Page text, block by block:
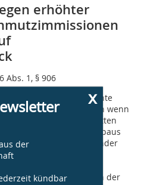
erhöhter
Abs. 1, § 906
eintretende erhöhte
begründen, auch wenn
eines Dritten
Errichtung eines Neubaus
bei Fehlen anderslautender
grundsätzlich keinen
zur Mietminderung
wenn auch der
x
der
kündbar